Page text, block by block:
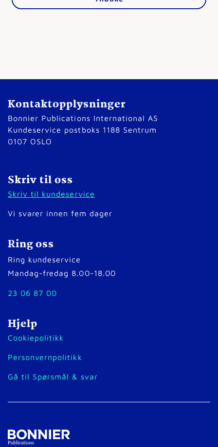
Kontaktopplysninger
Bonnier Publications International AS
Kundeservice postboks 1188 Sentrum
0107 OSLO
Skriv til oss
Skriv til kundeservice
Vi svarer innen fem dager
Ring oss
Ring kundeservice
Mandag-fredag 8.00-18.00
23 06 87 00
Hjelp
Cookiepolitikk
Personvernpolitikk
Gå til Spørsmål & svar